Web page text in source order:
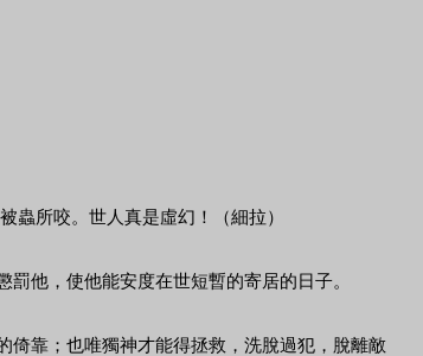
蟲所咬。世人真是虛幻！（細拉）
他，使他能安度在世短暫的寄居的日子。
倚靠；也唯獨神才能得拯救，洗脫過犯，脫離敵